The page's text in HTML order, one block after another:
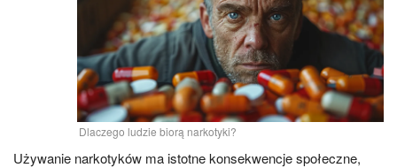
Dlaczego ludzie biorą narkotyki?
Używanie narkotyków ma istotne konsekwencje społeczne,